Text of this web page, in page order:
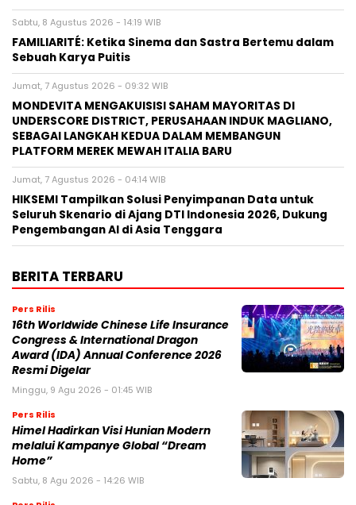
Sabtu, 8 Agustus 2026 - 14:19 WIB
FAMILIARITÉ: Ketika Sinema dan Sastra Bertemu dalam
Sebuah Karya Puitis
Jumat, 7 Agustus 2026 - 09:32 WIB
MONDEVITA MENGAKUISISI SAHAM MAYORITAS DI
UNDERSCORE DISTRICT, PERUSAHAAN INDUK MAGLIANO,
SEBAGAI LANGKAH KEDUA DALAM MEMBANGUN
PLATFORM MEREK MEWAH ITALIA BARU
Jumat, 7 Agustus 2026 - 04:14 WIB
HIKSEMI Tampilkan Solusi Penyimpanan Data untuk
Seluruh Skenario di Ajang DTI Indonesia 2026, Dukung
Pengembangan AI di Asia Tenggara
BERITA TERBARU
Pers Rilis
16th Worldwide Chinese Life Insurance
Congress & International Dragon
Award (IDA) Annual Conference 2026
Resmi Digelar
Minggu, 9 Agu 2026 - 01:45 WIB
Pers Rilis
Himel Hadirkan Visi Hunian Modern
melalui Kampanye Global “Dream
Home”
Sabtu, 8 Agu 2026 - 14:26 WIB